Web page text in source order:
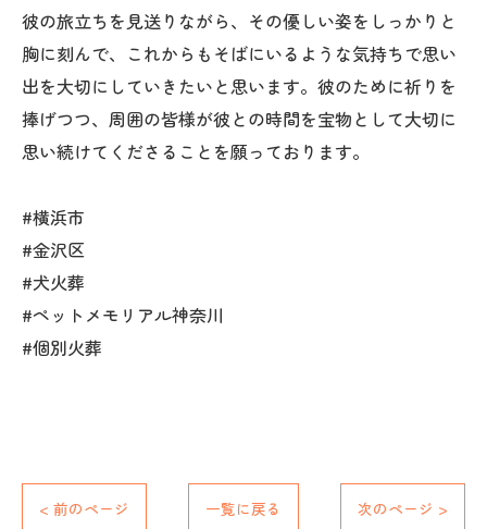
彼の旅立ちを見送りながら、その優しい姿をしっかりと
胸に刻んで、これからもそばにいるような気持ちで思い
出を大切にしていきたいと思います。彼のために祈りを
捧げつつ、周囲の皆様が彼との時間を宝物として大切に
思い続けてくださることを願っております。
#横浜市
#金沢区
#犬火葬
#ペットメモリアル神奈川
#個別火葬
< 前のページ 一覧に戻る 次のページ >